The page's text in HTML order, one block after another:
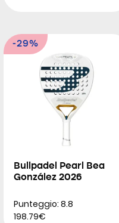
-29%
Bullpadel Pearl Bea
González 2026
Punteggio: 8.8
198.79€